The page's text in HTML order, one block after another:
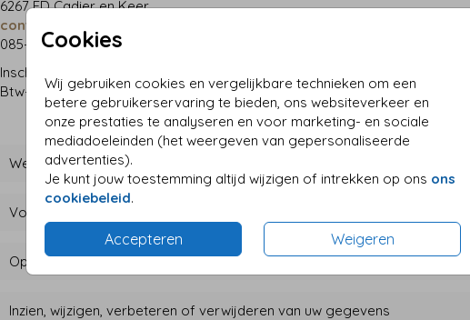
Cookies
Wij gebruiken cookies en vergelijkbare technieken om een
betere gebruikerservaring te bieden, ons websiteverkeer en
onze prestaties te analyseren en voor marketing- en sociale
mediadoeleinden (het weergeven van gepersonaliseerde
advertenties).
Je kunt jouw toestemming altijd wijzigen of intrekken op ons ons
cookiebeleid.
Accepteren Weigeren
6267 ED Cadier en Keer
contact@kunstadelt.nl
085-0438044 (bereikbaar op werkdagen van 09:00 tot 21:00 uur)
Inschrijvingsnummer bij de Kamer van Koophandel:
Btw-nummer: NL001827199B80
Welke informatie wordt door Sparkles verzameld en verwerkt?
Voor welke doeleinden zal Sparkles informatie over u gebruiken?
Op welke wijze beschermt Sparkles uw persoonlijke informatie?
Inzien, wijzigen, verbeteren of verwijderen van uw gegevens